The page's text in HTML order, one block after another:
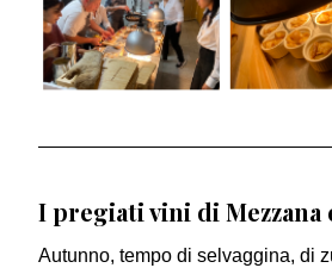
I pregiati vini di Mezzana
Autunno, tempo di selvaggina, di